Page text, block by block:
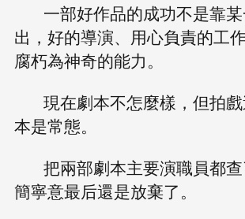
一部好作品的成功不是靠
出，好的導演、用心負責的工
腐朽為神奇的能力。
現在劇本不怎麼樣，但拍
本是常態。
把兩部劇本主要演職員都查
簡寧意最后還是放棄了。